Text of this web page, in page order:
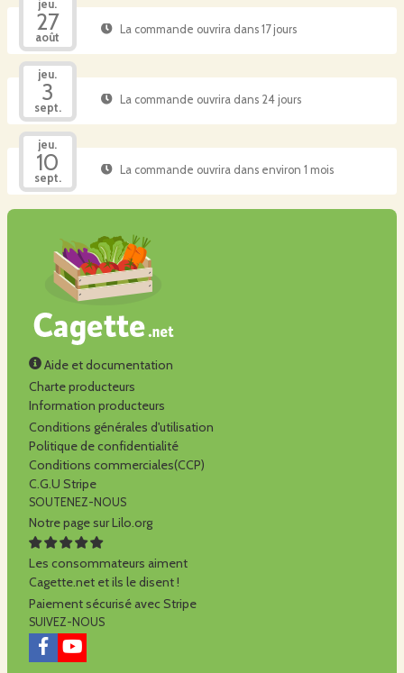
jeu.
27
août
La commande ouvrira dans 17 jours
jeu.
3
sept.
La commande ouvrira dans 24 jours
jeu.
10
sept.
La commande ouvrira dans environ 1 mois
Aide et documentation
Charte producteurs
Information producteurs
Conditions générales d'utilisation
Politique de confidentialité
Conditions commerciales(CCP)
C.G.U Stripe
SOUTENEZ-NOUS
Notre page sur Lilo.org
Les consommateurs aiment
Cagette.net et ils le disent !
Paiement sécurisé avec Stripe
SUIVEZ-NOUS